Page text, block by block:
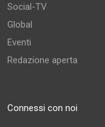
Social-TV
Global
Eventi
Redazione aperta
Connessi con noi